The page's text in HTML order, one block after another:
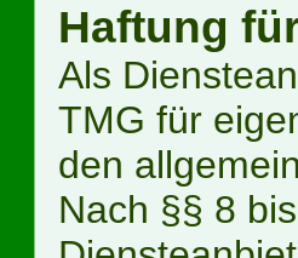
Haftung
Als
TMG für
den
Nach §§ 8